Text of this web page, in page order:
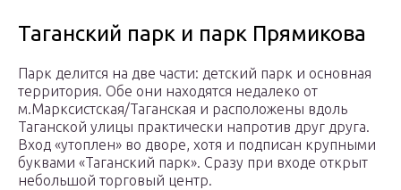
Таганский парк и парк Прямикова
Парк делится на две части: детский парк и основная
территория. Обе они находятся недалеко от
м.Марксистская/Таганская и расположены вдоль
Таганской улицы практически напротив друг друга.
Вход «утоплен» во дворе, хотя и подписан крупными
буквами «Таганский парк». Сразу при входе открыт
небольшой торговый центр.